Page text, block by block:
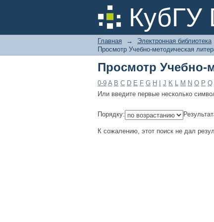
КубГУ
Просмотр Учебно-
Главная → Электронная библиотека
Просмотр Учебно-методическая
Просмотр Учебно-
0-9 A B C D E F G H J K L M N O P Q
Или введите первые несколько
Порядку:
К сожалению, этот поиск не дал